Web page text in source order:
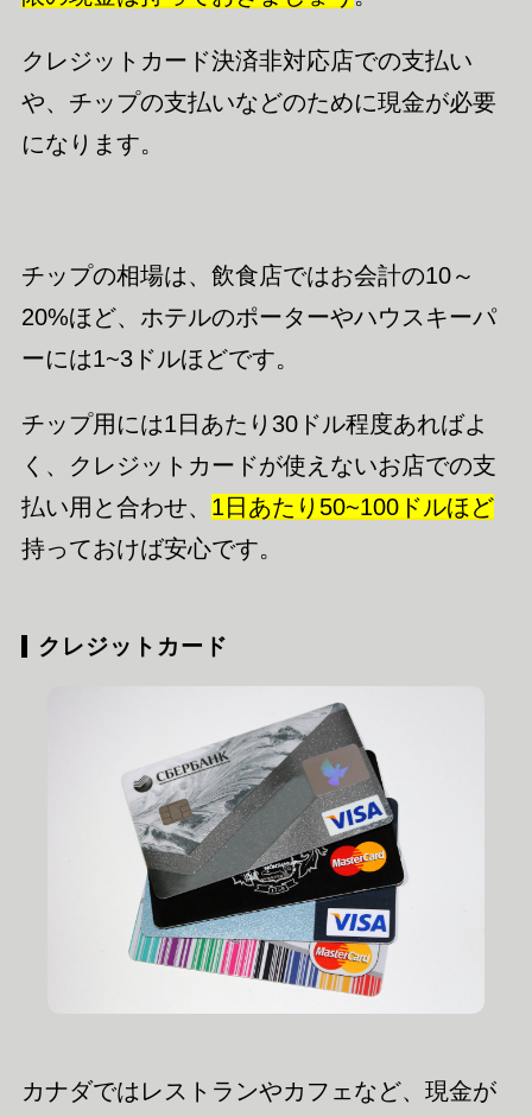
クレジットカード決済非対応店での支払い
や、チップの支払いなどのために現金が必要
になります。
チップの相場は、飲食店ではお会計の10～
20%ほど、ホテルのポーターやハウスキーパ
ーには1~3ドルほどです。
チップ用には1日あたり30ドル程度あればよ
く、クレジットカードが使えないお店での支
払い用と合わせ、 1日あたり50~100ドルほど
持っておけば安心です。
クレジットカード
カナダではレストランやカフェなど、現金が